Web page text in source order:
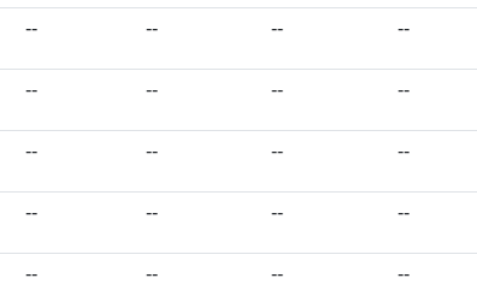
-- -- -- --
-- -- -- --
-- -- -- --
-- -- -- --
-- -- -- --